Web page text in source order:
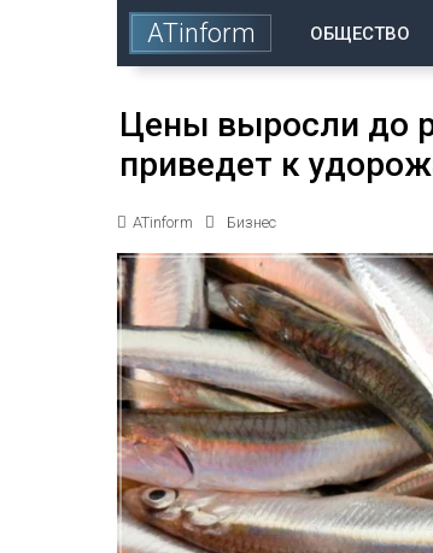
ATinform ОБЩЕСТВО
Цены выросли до
приведет к
ATinform Бизнес